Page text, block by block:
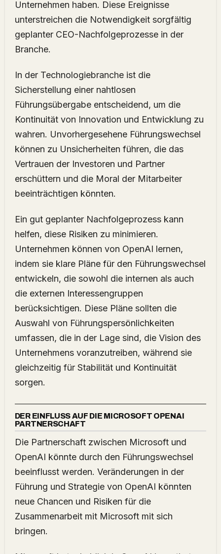
Unternehmen haben. Diese Ereignisse
unterstreichen die Notwendigkeit sorgfältig
geplanter CEO-Nachfolgeprozesse in der
Branche.
In der Technologiebranche ist die
Sicherstellung einer nahtlosen
Führungsübergabe entscheidend, um die
Kontinuität von Innovation und Entwicklung zu
wahren. Unvorhergesehene Führungswechsel
können zu Unsicherheiten führen, die das
Vertrauen der Investoren und Partner
erschüttern und die Moral der Mitarbeiter
beeinträchtigen könnten.
Ein gut geplanter Nachfolgeprozess kann
helfen, diese Risiken zu minimieren.
Unternehmen können von OpenAI lernen,
indem sie klare Pläne für den Führungswechsel
entwickeln, die sowohl die internen als auch
die externen Interessengruppen
berücksichtigen. Diese Pläne sollten die
Auswahl von Führungspersönlichkeiten
umfassen, die in der Lage sind, die Vision des
Unternehmens voranzutreiben, während sie
gleichzeitig für Stabilität und Kontinuität
sorgen.
DER EINFLUSS AUF DIE MICROSOFT OPENAI
PARTNERSCHAFT
Die Partnerschaft zwischen Microsoft und
OpenAI könnte durch den Führungswechsel
beeinflusst werden. Veränderungen in der
Führung und Strategie von OpenAI könnten
neue Chancen und Risiken für die
Zusammenarbeit mit Microsoft mit sich
bringen.